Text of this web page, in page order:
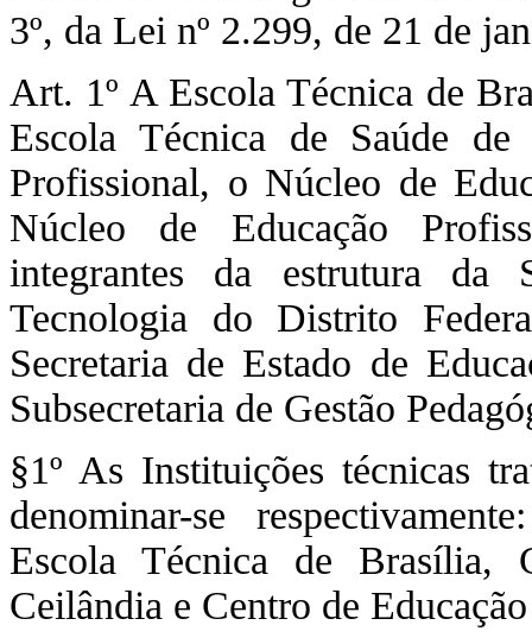
3º, da Lei nº 2.299, de 21 de
Art. 1º A Escola Técnica de
Escola Técnica de Saúde
Profissional, o Núcleo de
Núcleo de Educação
integrantes da estrutura da
Tecnologia do Distrito
Secretaria de Estado de
Subsecretaria de Gestão
§1º As Instituições técnicas
denominar-se
Escola Técnica de Brasília,
Ceilândia e Centro de